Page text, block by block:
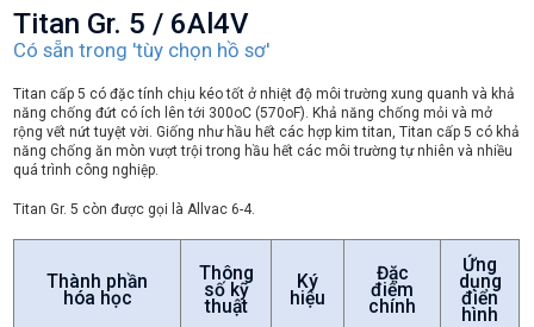
Titan Gr. 5 / 6Al4V
Có sẵn trong 'tùy chọn hồ sơ'
Titan cấp 5 có đặc tính chịu kéo tốt ở nhiệt độ môi trường xung quanh và khả
năng chống đứt có ích lên tới 300oC (570oF). Khả năng chống mỏi và mở
rộng vết nứt tuyệt vời. Giống như hầu hết các hợp kim titan, Titan cấp 5 có khả
năng chống ăn mòn vượt trội trong hầu hết các môi trường tự nhiên và nhiều
quá trình công nghiệp.
Titan Gr. 5 còn được gọi là Allvac 6-4.
Thành phần
hóa học
Thông
số kỹ
thuật
Ký
hiệu
Đặc
điểm
chính
Ứng
dụng
điển
hình